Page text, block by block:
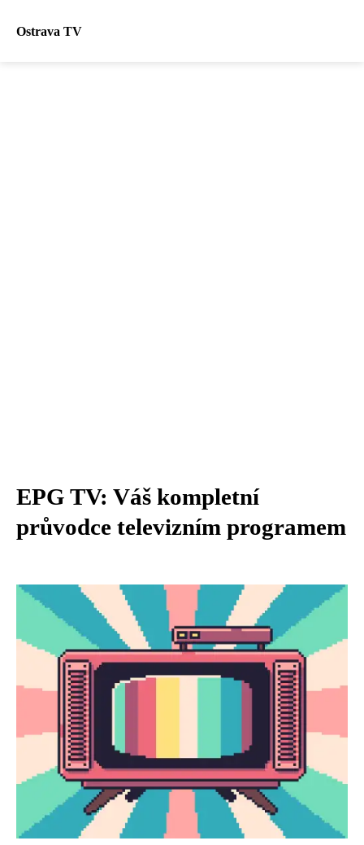
Ostrava TV
EPG TV: Váš kompletní
průvodce televizním programem